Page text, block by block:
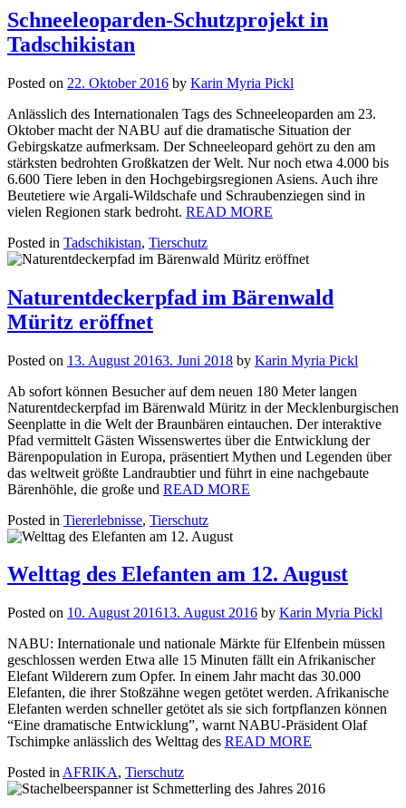
Schneeleoparden-Schutzprojekt in
Tadschikistan
Posted on 22. Oktober 2016 by Karin Myria Pickl
Anlässlich des Internationalen Tags des Schneeleoparden am 23.
Oktober macht der NABU auf die dramatische Situation der
Gebirgskatze aufmerksam. Der Schneeleopard gehört zu den am
stärksten bedrohten Großkatzen der Welt. Nur noch etwa 4.000 bis
6.600 Tiere leben in den Hochgebirgsregionen Asiens. Auch ihre
Beutetiere wie Argali-Wildschafe und Schraubenziegen sind in
vielen Regionen stark bedroht. READ MORE
Posted in Tadschikistan, Tierschutz
Naturentdeckerpfad im Bärenwald
Müritz eröffnet
Posted on 13. August 20163. Juni 2018 by Karin Myria Pickl
Ab sofort können Besucher auf dem neuen 180 Meter langen
Naturentdeckerpfad im Bärenwald Müritz in der Mecklenburgischen
Seenplatte in die Welt der Braunbären eintauchen. Der interaktive
Pfad vermittelt Gästen Wissenswertes über die Entwicklung der
Bärenpopulation in Europa, präsentiert Mythen und Legenden über
das weltweit größte Landraubtier und führt in eine nachgebaute
Bärenhöhle, die große und READ MORE
Posted in Tiererlebnisse, Tierschutz
Welttag des Elefanten am 12. August
Posted on 10. August 201613. August 2016 by Karin Myria Pickl
NABU: Internationale und nationale Märkte für Elfenbein müssen
geschlossen werden Etwa alle 15 Minuten fällt ein Afrikanischer
Elefant Wilderern zum Opfer. In einem Jahr macht das 30.000
Elefanten, die ihrer Stoßzähne wegen getötet werden. Afrikanische
Elefanten werden schneller getötet als sie sich fortpflanzen können
“Eine dramatische Entwicklung”, warnt NABU-Präsident Olaf
Tschimpke anlässlich des Welttag des READ MORE
Posted in AFRIKA, Tierschutz